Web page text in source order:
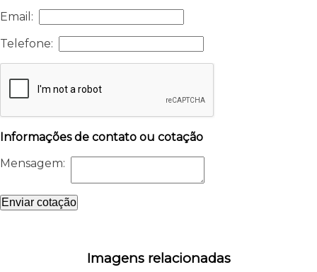
Email:
Telefone:
Informações de contato ou cotação
Mensagem:
Enviar cotação
Imagens relacionadas